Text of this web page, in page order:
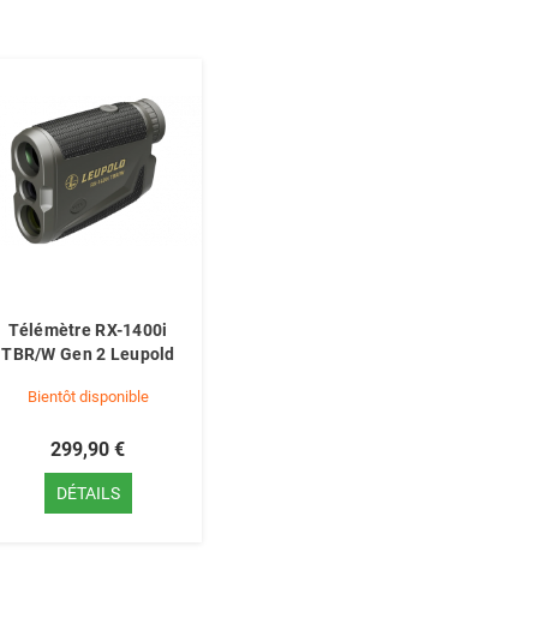
Télémètre RX-1400i
TBR/W Gen 2 Leupold
Bientôt disponible
299,90 €
DÉTAILS